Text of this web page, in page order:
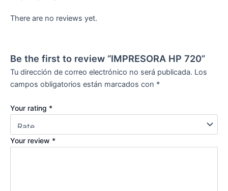
There are no reviews yet.
Be the first to review “IMPRESORA HP 720”
Tu dirección de correo electrónico no será publicada. Los
campos obligatorios están marcados con *
Your rating *
Your review *